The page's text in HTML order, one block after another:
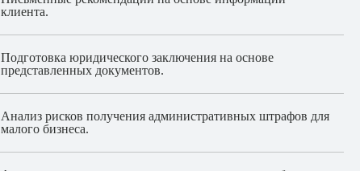
клиента.
Подготовка юридического заключения на основе
представленных документов.
Анализ рисков получения административных штрафов для
малого бизнеса.